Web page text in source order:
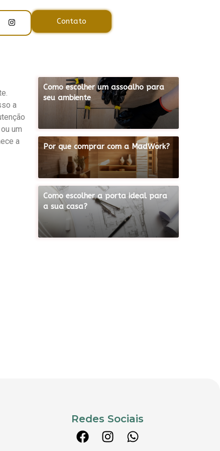
Contato
a
um
a
Como escolher um assoalho para
seu ambiente
Por que comprar com a MadWork?
...
Como escolher a porta ideal para
a sua casa?
Redes Sociais